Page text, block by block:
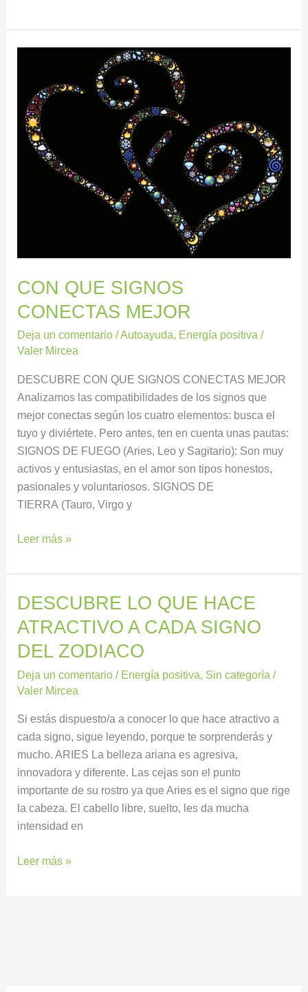
CON QUE SIGNOS
CONECTAS MEJOR
Deja un comentario /Autoayuda, Energía positiva /
Valer Mircea
DESCUBRE CON QUE SIGNOS CONECTAS MEJOR
Analizamos las compatibilidades de los signos que
mejor conectas según los cuatro elementos: busca el
tuyo y diviértete. Pero antes, ten en cuenta unas pautas:
SIGNOS DE FUEGO (Aries, Leo y Sagitario): Son muy
activos y entusiastas, en el amor son tipos honestos,
pasionales y voluntariosos. SIGNOS DE
TIERRA (Tauro, Virgo y
SIGNOS
CONECTAS
MEJOR
Leer más »
DESCUBRE LO QUE HACE
ATRACTIVO A CADA SIGNO
DEL ZODIACO
Deja un comentario / Energía positiva, Sin categoría /
Valer Mircea
Si estás dispuesto/a a conocer lo que hace atractivo a
cada signo, sigue leyendo, porque te sorprenderás y
mucho. ARIES La belleza ariana es agresiva,
innovadora y diferente. Las cejas son el punto
importante de su rostro ya que Aries es el signo que rige
la cabeza. El cabello libre, suelto, les da mucha
intensidad en
DESCUBRE
QUE
HACE
ATRACTIVO
A
SIGNO
DEL
ZODIACO
Leer más »